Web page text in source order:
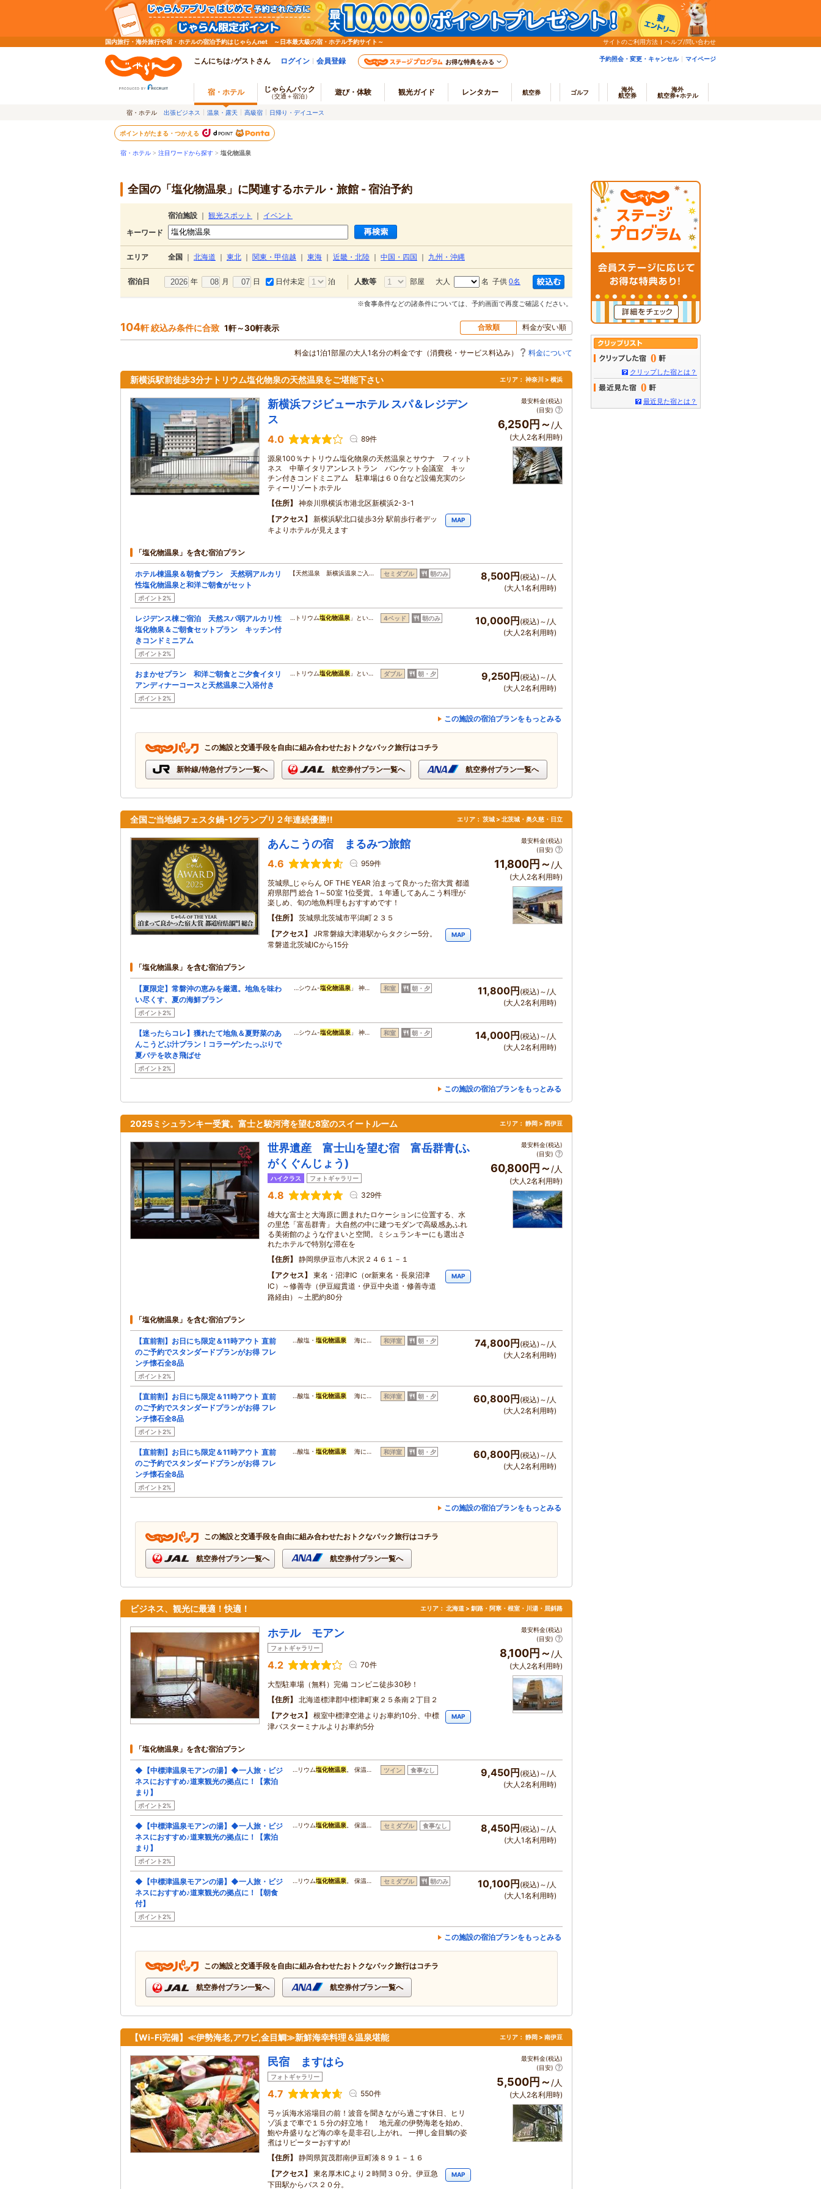
国内旅行・海外旅行や宿・ホテルの宿泊予約はじゃらんnet ～日本最大級の宿・ホテル予約サイト～ サイトのご利用方法 ヘルプ/問い合わせ
こんにちは♪ゲストさん ログイン 会員登録 お得な特典をみる 予約照会・変更・キャンセル マイページ
宿・ホテル じゃらんパック
（交通＋宿泊） 遊び・体験 観光ガイド レンタカー 航空券 ゴルフ
海外
航空券
海外
航空券+ホテル
宿・ホテル 出張ビジネス 温泉・露天 高級宿 日帰り・デイユース
ポイントがたまる・つかえる
宿・ホテル > 注目ワードから探す > 塩化物温泉
全国の「塩化物温泉」に関連するホテル・旅館 - 宿泊予約
宿泊施設 観光スポット
イベント
キーワード
エリア 全国 北海道 東北 関東・甲信越 東海 近畿・北陸 中国・四国 九州・沖縄
宿泊日 年 月 日 日付未定 泊 人数等 部屋 大人 名 子供 0名
※食事条件などの諸条件については、予約画面で再度ご確認ください。
104軒 絞込み条件に合致 1軒～30軒表示 合致順 料金が安い順
料金は1泊1部屋の大人1名分の料金です（消費税・サービス料込み） 料金について
新横浜駅前徒歩3分ナトリウム塩化物泉の天然温泉をご堪能下さい エリア： 神奈川 > 横浜
新横浜フジビューホテル スパ＆レジデン
ス
4.0 89件
源泉100％ナトリウム塩化物泉の天然温泉とサウナ フィット
ネス 中華イタリアンレストラン バンケット会議室 キッ
チン付きコンドミニアム 駐車場は６０台など設備充実のシ
ティーリゾートホテル
住所
神奈川県横浜市港北区新横浜2-3-1
アクセス
新横浜駅北口徒歩3分 駅前歩行者デッ
キよりホテルが見えます
MAP
最安料金(税込)
(目安)
6,250円～ /人
(大人2名利用時)
「塩化物温泉」を含む宿泊プラン
ホテル棟温泉＆朝食プラン 天然弱アルカリ
性塩化物温泉と和洋ご朝食がセット
ポイント2%
【天然温泉 新横浜温泉ご入… セミダブル 朝のみ 8,500円 (税込)～/人
(大人1名利用時)
レジデンス棟ご宿泊 天然スパ弱アルカリ性
塩化物泉＆ご朝食セットプラン キッチン付
きコンドミニアム
ポイント2%
…トリウム塩化物温泉 」とい… 4ベッド 朝のみ 10,000円 (税込)～/人
(大人2名利用時)
おまかせプラン 和洋ご朝食とご夕食イタリ
アンディナーコースと天然温泉ご入浴付き
ポイント2%
…トリウム塩化物温泉 」とい… ダブル 朝・夕 9,250円 (税込)～/人
(大人2名利用時)
この施設の宿泊プランをもっとみる
この施設と交通手段を自由に組み合わせたおトクなパック旅行はコチラ
新幹線/特急付プラン一覧へ 航空券付プラン一覧へ 航空券付プラン一覧へ
全国ご当地鍋フェスタ鍋-1グランプリ２年連続優勝!! エリア： 茨城 > 北茨城・奥久慈・日立
あんこうの宿 まるみつ旅館
4.6 959件
茨城県_じゃらん OF THE YEAR 泊まって良かった宿大賞 都道
府県部門 総合 1～50室 1位受賞。１年通してあんこう料理が
楽しめ、旬の地魚料理もおすすめです！
住所
茨城県北茨城市平潟町２３５
アクセス
JR常磐線大津港駅からタクシー5分。
常磐道北茨城ICから15分
MAP
最安料金(税込)
(目安)
11,800円～ /人
(大人2名利用時)
「塩化物温泉」を含む宿泊プラン
【夏限定】常磐沖の恵みを厳選。地魚を味わ
い尽くす、夏の海鮮プラン
ポイント2%
…シウム-塩化物温泉 」 神… 和室 朝・夕 11,800円 (税込)～/人
(大人2名利用時)
【迷ったらコレ】獲れたて地魚＆夏野菜のあ
んこうどぶ汁プラン！コラーゲンたっぷりで
夏バテを吹き飛ばせ
ポイント2%
…シウム-塩化物温泉 」 神… 和室 朝・夕 14,000円 (税込)～/人
(大人2名利用時)
この施設の宿泊プランをもっとみる
2025ミシュランキー受賞。富士と駿河湾を望む8室のスイートルーム エリア： 静岡 > 西伊豆
世界遺産 富士山を望む宿 富岳群青(ふ
がくぐんじょう)
ハイクラス フォトギャラリー
4.8 329件
雄大な富士と大海原に囲まれたロケーションに位置する、水
の里恷「富岳群青」 大自然の中に建つモダンで高級感あふれ
る美術館のような佇まいと空間。ミシュランキーにも選出さ
れたホテルで特別な滞在を
住所
静岡県伊豆市八木沢２４６１－１
アクセス
東名・沼津IC（or新東名・長泉沼津
IC）～修善寺（伊豆縦貫道・伊豆中央道・修善寺道
路経由）～土肥約80分
MAP
最安料金(税込)
(目安)
60,800円～ /人
(大人2名利用時)
「塩化物温泉」を含む宿泊プラン
【直前割】お日にち限定＆11時アウト 直前
のご予約でスタンダードプランがお得 フレ
ンチ懐石全8品
ポイント2%
…酸塩・ 塩化物温泉 海に… 和洋室 朝・夕 74,800円 (税込)～/人
(大人2名利用時)
【直前割】お日にち限定＆11時アウト 直前
のご予約でスタンダードプランがお得 フレ
ンチ懐石全8品
ポイント2%
…酸塩・ 塩化物温泉 海に… 和洋室 朝・夕 60,800円 (税込)～/人
(大人2名利用時)
【直前割】お日にち限定＆11時アウト 直前
のご予約でスタンダードプランがお得 フレ
ンチ懐石全8品
ポイント2%
…酸塩・ 塩化物温泉 海に… 和洋室 朝・夕 60,800円 (税込)～/人
(大人2名利用時)
この施設の宿泊プランをもっとみる
この施設と交通手段を自由に組み合わせたおトクなパック旅行はコチラ
航空券付プラン一覧へ 航空券付プラン一覧へ
ビジネス、観光に最適！快適！ エリア： 北海道 > 釧路・阿寒・根室・川湯・屈斜路
ホテル モアン
フォトギャラリー
4.2 70件
大型駐車場（無料）完備 コンビニ徒歩30秒！
住所
北海道標津郡中標津町東２５条南２丁目２
アクセス
根室中標津空港よりお車約10分、中標
津バスターミナルよりお車約5分
MAP
最安料金(税込)
(目安)
8,100円～ /人
(大人2名利用時)
「塩化物温泉」を含む宿泊プラン
◆【中標津温泉モアンの湯】◆一人旅・ビジ
ネスにおすすめ♪道東観光の拠点に！【素泊
まり】
ポイント2%
…リウム塩化物温泉 。 保温… ツイン 食事なし 9,450円(税込)～/人
(大人2名利用時)
◆【中標津温泉モアンの湯】◆一人旅・ビジ
ネスにおすすめ♪道東観光の拠点に！【素泊
まり】
ポイント2%
…リウム塩化物温泉 。 保温… セミダブル 食事なし 8,450円(税込)～/人
(大人1名利用時)
◆【中標津温泉モアンの湯】◆一人旅・ビジ
ネスにおすすめ♪道東観光の拠点に！【朝食
付】
ポイント2%
…リウム塩化物温泉 。 保温… セミダブル 朝のみ 10,100円(税込)～/人
(大人1名利用時)
この施設の宿泊プランをもっとみる
この施設と交通手段を自由に組み合わせたおトクなパック旅行はコチラ
航空券付プラン一覧へ 航空券付プラン一覧へ
【Wi-Fi完備】≪伊勢海老,アワビ,金目鯛≫新鮮海幸料理＆温泉堪能 エリア： 静岡 > 南伊豆
民宿 ますはら
フォトギャラリー
4.7 550件
弓ヶ浜海水浴場目の前！波音を聞きながら過ごす休日、ヒリ
ゾ浜まで車で１５分の好立地！ 地元産の伊勢海老を始め、
鮑や舟盛りなど海の幸を是非召し上がれ。 一押し金目鯛の姿
煮はリピーターおすすめ!
住所
静岡県賀茂郡南伊豆町湊８９１－１６
アクセス
東名厚木ICより２時間３０分。伊豆急
下田駅からバス２０分。
MAP
最安料金(税込)
(目安)
5,500円～/人
(大人2名利用時)
0
クリップした宿とは？
0
最近見た宿とは？